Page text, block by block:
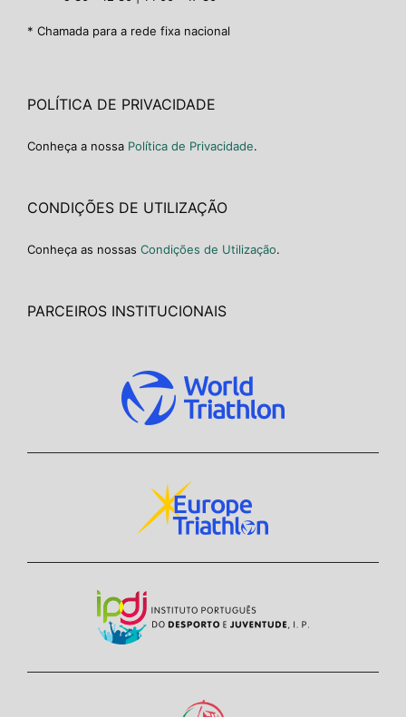
* Chamada para a rede fixa nacional
POLÍTICA DE PRIVACIDADE
Conheça a nossa Política de Privacidade.
CONDIÇÕES DE UTILIZAÇÃO
Conheça as nossas Condições de Utilização.
PARCEIROS INSTITUCIONAIS